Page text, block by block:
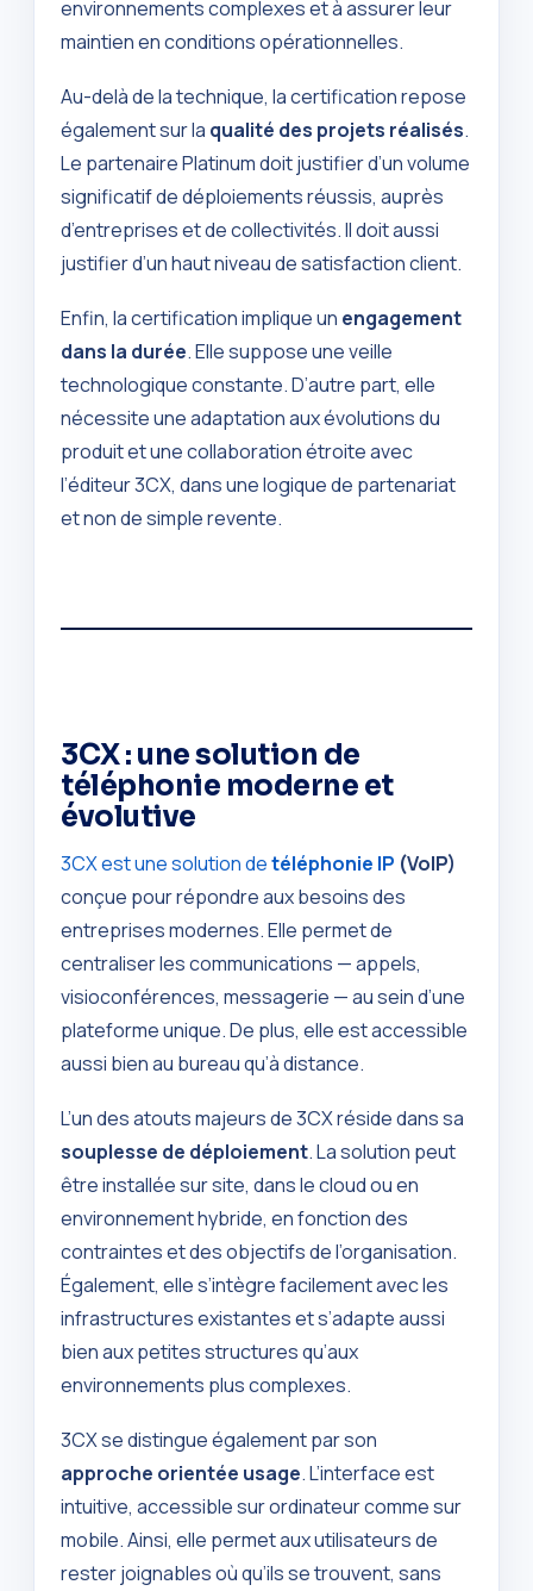
environnements complexes et à assurer leur
maintien en conditions opérationnelles.
Au-delà de la technique, la certification repose
également sur la qualité des projets réalisés.
Le partenaire Platinum doit justifier d’un volume
significatif de déploiements réussis, auprès
d’entreprises et de collectivités. Il doit aussi
justifier d’un haut niveau de satisfaction client.
Enfin, la certification implique un engagement
dans la durée. Elle suppose une veille
technologique constante. D’autre part, elle
nécessite une adaptation aux évolutions du
produit et une collaboration étroite avec
l’éditeur 3CX, dans une logique de partenariat
et non de simple revente.
3CX : une solution de
téléphonie moderne et
évolutive
3CX est une solution detéléphonie IP (VoIP)
conçue pour répondre aux besoins des
entreprises modernes. Elle permet de
centraliser les communications — appels,
visioconférences, messagerie — au sein d’une
plateforme unique. De plus, elle est accessible
aussi bien au bureau qu’à distance.
L’un des atouts majeurs de 3CX réside dans sa
souplesse de déploiement. La solution peut
être installée sur site, dans le cloud ou en
environnement hybride, en fonction des
contraintes et des objectifs de l’organisation.
Également, elle s’intègre facilement avec les
infrastructures existantes et s’adapte aussi
bien aux petites structures qu’aux
environnements plus complexes.
3CX se distingue également par son
approche orientée usage. L’interface est
intuitive, accessible sur ordinateur comme sur
mobile. Ainsi, elle permet aux utilisateurs de
rester joignables où qu’ils se trouvent, sans